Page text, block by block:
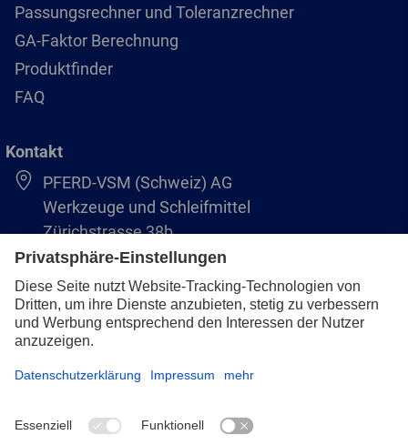
Passungsrechner und Toleranzrechner
GA-Faktor Berechnung
Produktfinder
FAQ
Kontakt
PFERD-VSM (Schweiz) AG
Werkzeuge und Schleifmittel
Zürichstrasse 38b
8306 Brüttisellen
+41 44 805 2828
info@pferd-vsm.ch
Datenschutz